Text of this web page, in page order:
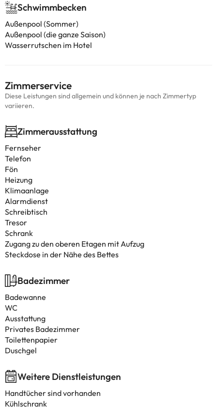
Schwimmbecken
Außenpool (Sommer)
Außenpool (die ganze Saison)
Wasserrutschen im Hotel
Zimmerservice
Diese Leistungen sind allgemein und können je nach Zimmertyp
variieren.
Zimmerausstattung
Fernseher
Telefon
Fön
Heizung
Klimaanlage
Alarmdienst
Schreibtisch
Tresor
Schrank
Zugang zu den oberen Etagen mit Aufzug
Steckdose in der Nähe des Bettes
Badezimmer
Badewanne
WC
Ausstattung
Privates Badezimmer
Toilettenpapier
Duschgel
Weitere Dienstleistungen
Handtücher sind vorhanden
Kühlschrank